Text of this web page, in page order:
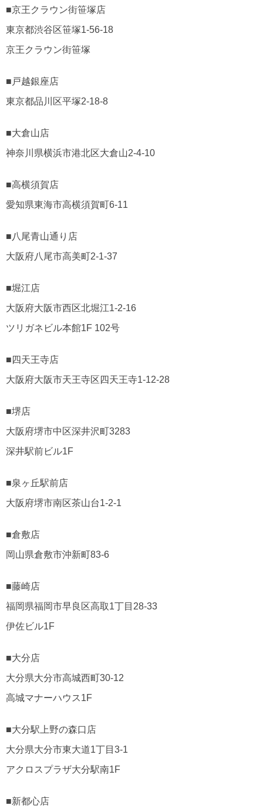
■京王クラウン街笹塚店
東京都渋谷区笹塚1-56-18
京王クラウン街笹塚
■戸越銀座店
東京都品川区平塚2-18-8
■大倉山店
神奈川県横浜市港北区大倉山2-4-10
■高横須賀店
愛知県東海市高横須賀町6-11
■八尾青山通り店
大阪府八尾市高美町2-1-37
■堀江店
大阪府大阪市西区北堀江1-2-16
ツリガネビル本館1F 102号
■四天王寺店
大阪府大阪市天王寺区四天王寺1-12-28
■堺店
大阪府堺市中区深井沢町3283
深井駅前ビル1F
■泉ヶ丘駅前店
大阪府堺市南区茶山台1-2-1
■倉敷店
岡山県倉敷市沖新町83-6
■藤崎店
福岡県福岡市早良区高取1丁目28-33
伊佐ビル1F
■大分店
大分県大分市高城西町30-12
高城マナーハウス1F
■大分駅上野の森口店
大分県大分市東大道1丁目3-1
アクロスプラザ大分駅南1F
■新都心店